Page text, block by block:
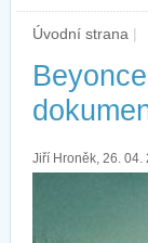
Úvodní strana |
Jiří Hroněk, 26. 04.